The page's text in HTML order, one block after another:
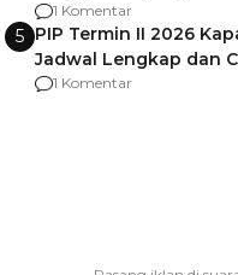
Usai Jadi Brigjen
1 Komentar
5 PIP Termin II 2026
Jadwal Lengkap dan
agar Dana Tidak
1 Komentar